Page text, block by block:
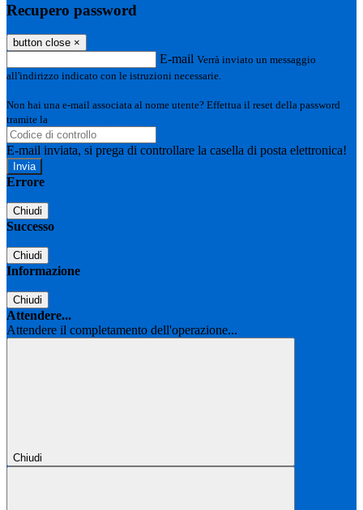
Recupero password
button close ×
E-mail Verrà inviato un messaggio
all'indirizzo indicato con le istruzioni necessarie.
Non hai una e-mail associata al nome utente? Effettua il reset della password
tramite la
E-mail inviata, si prega di controllare la casella di posta elettronica!
Errore
Chiudi
Successo
Chiudi
Informazione
Chiudi
Attendere...
Attendere il completamento dell'operazione...
Chiudi